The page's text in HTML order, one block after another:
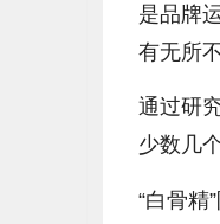
是品牌
有无所
通过研
少数几
“白骨精